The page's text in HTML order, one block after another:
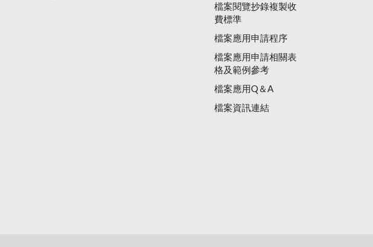
檔案閱覽抄錄複製收
費標準
檔案應用申請程序
檔案應用申請相關表
格及範例參考
檔案應用Q＆A
檔案資訊連結